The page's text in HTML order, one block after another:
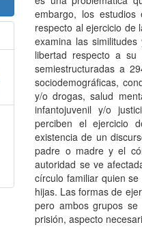
embargo, los
respecto al ejercicio de
examina las
libertad respecto a su
semiestructuradas a
sociodemográficas,
y/o drogas, salud
infantojuvenil y/o
perciben el ejercicio
existencia de un
padre o madre y el
autoridad se ve
círculo familiar quien
hijas. Las formas de
pero ambos grupos
prisión, aspecto